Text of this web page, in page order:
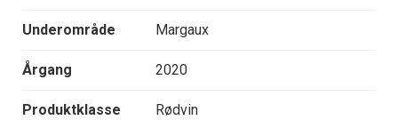
Underområde Margaux
Årgang 2020
Produktklasse Rødvin